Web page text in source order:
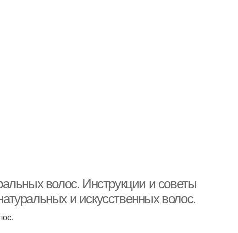
волос. Инструкции и советы
и искусственных волос.